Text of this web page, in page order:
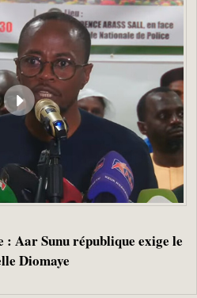
Aar Sunu république exige le
Diomaye